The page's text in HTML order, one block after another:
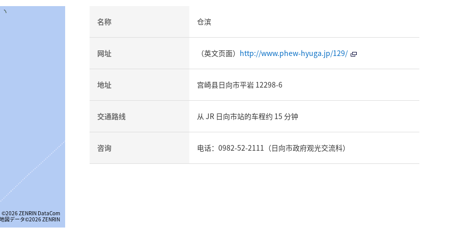
©2026 ZENRIN DataCom
地図データ©2026 ZENRIN
名称 仓滨
网址 （英文页面） http://www.phew-hyuga.jp/129/
地址 宫崎县日向市平岩 12298-6
交通路线 从 JR 日向市站的车程约 15 分钟
咨询 电话：0982-52-2111（日向市政府观光交流科）